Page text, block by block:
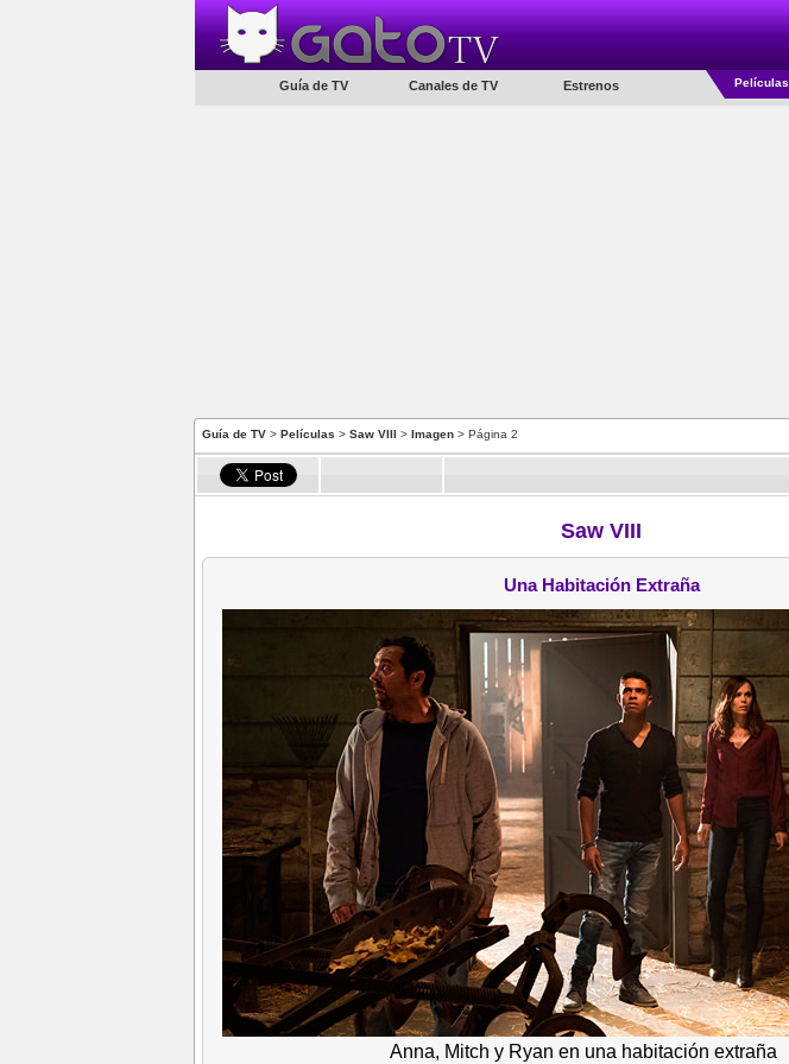
Guía de TV Canales de TV Estrenos Películas
Guía de TV > Películas > Saw VIII > Imagen > Página 2
Saw VIII
Una Habitación Extraña
Anna, Mitch y Ryan en una habitación extraña